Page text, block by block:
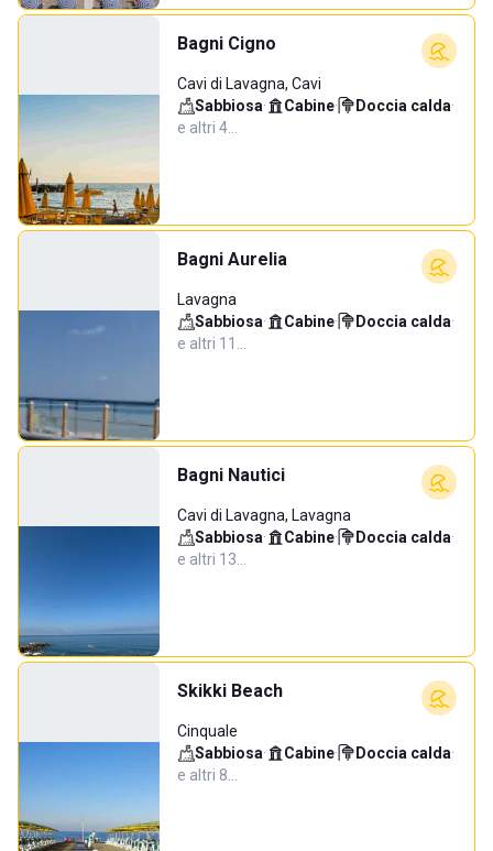
Bagni Cigno
Cavi di Lavagna, Cavi
Sabbiosa· Cabine· Doccia calda·
e altri 4…
Bagni Aurelia
Lavagna
Sabbiosa· Cabine· Doccia calda·
e altri 11…
Bagni Nautici
Cavi di Lavagna, Lavagna
Sabbiosa· Cabine· Doccia calda·
e altri 13…
Skikki Beach
Cinquale
Sabbiosa· Cabine· Doccia calda·
e altri 8…